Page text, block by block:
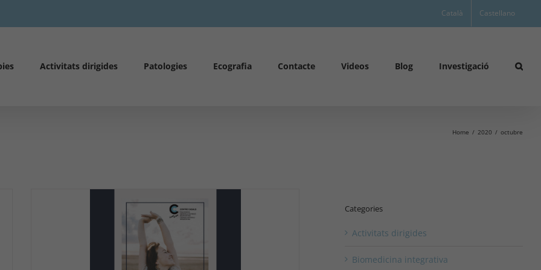
Català Castellano
Activitats dirigides Patologies Ecografia Contacte Videos Blog Investigació
Home 2020 octubre
Categories
Activitats dirigides
Biomedicina integrativa